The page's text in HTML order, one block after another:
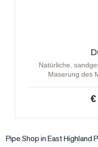
Natürliche,
Maserung des
€
Pipe Shop in East Highland